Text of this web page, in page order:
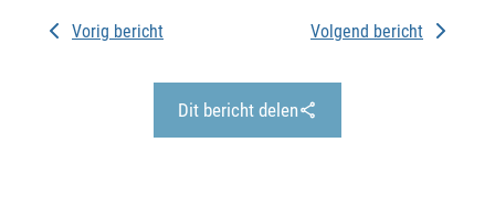
Vorig bericht Volgend bericht
Dit bericht delen